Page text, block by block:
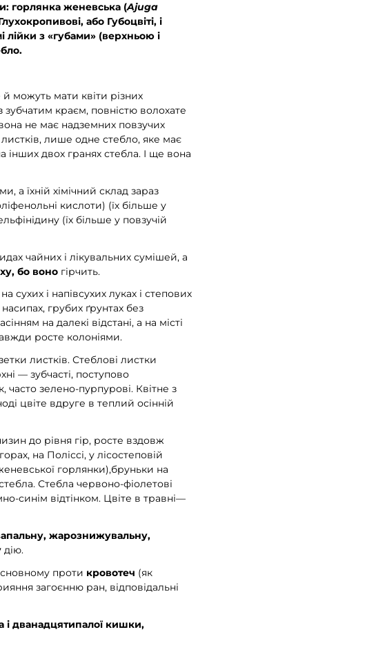
горлянка женевська (Ajuga
або Губоцвіті, і
лійки з «губами» (верхньою і
можуть мати квіти різних
зубчатим краєм, повністю волохате
не має надземних повзучих
лише одне стебло, яке має
інших двох гранях стебла. І ще вона
а їхній хімічний склад зараз
кислоти) (їх більше у
(їх більше у повзучій
чайних і лікувальних сумішей, а
бо воно гірчить.
сухих і напівсухих луках і степових
грубих ґрунтах без
на далекі відстані, а на місті
росте колоніями.
листків. Стеблові листки
— зубчасті, поступово
зелено-пурпурові. Квітне з
цвіте вдруге в теплий осінній
до рівня гір, росте вздовж
на Поліссі, у лісостеповій
горлянки),бруньки на
Стебла червоно-фіолетові
синім відтінком. Цвіте в травні—
жарознижувальну,
дію.
проти кровотеч (як
загоєнню ран, відповідальні
і дванадцятипалої кишки,